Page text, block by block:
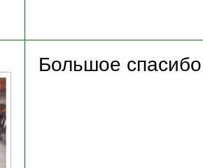
Большое